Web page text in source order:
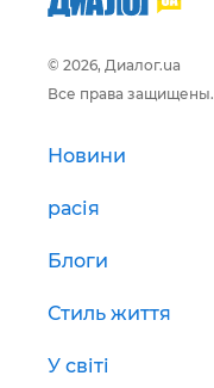
© 2026, Диалог.ua
Все права защищены.
Новини
расія
Блоги
Стиль життя
У світі